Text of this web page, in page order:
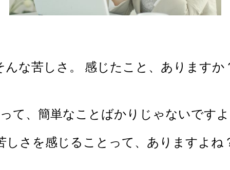
んな苦しさ。 感じたこと、ありますか
て、簡単なことばかりじゃないです
しさを感じることって、ありますよね